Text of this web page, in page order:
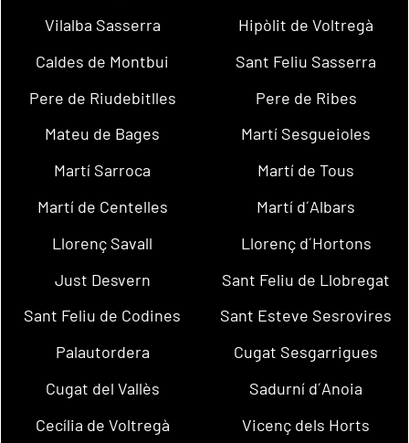
Vilalba Sasserra
Hipòlit de Voltregà
Caldes de Montbui
Sant Feliu Sasserra
Pere de Riudebitlles
Pere de Ribes
Mateu de Bages
Martí Sesgueioles
Martí Sarroca
Martí de Tous
Martí de Centelles
Martí d´Albars
Llorenç Savall
Llorenç d´Hortons
Just Desvern
Sant Feliu de Llobregat
Sant Feliu de Codines
Sant Esteve Sesrovires
Palautordera
Cugat Sesgarrigues
Cugat del Vallès
Sadurní d´Anoia
Cecília de Voltregà
Vicenç dels Horts